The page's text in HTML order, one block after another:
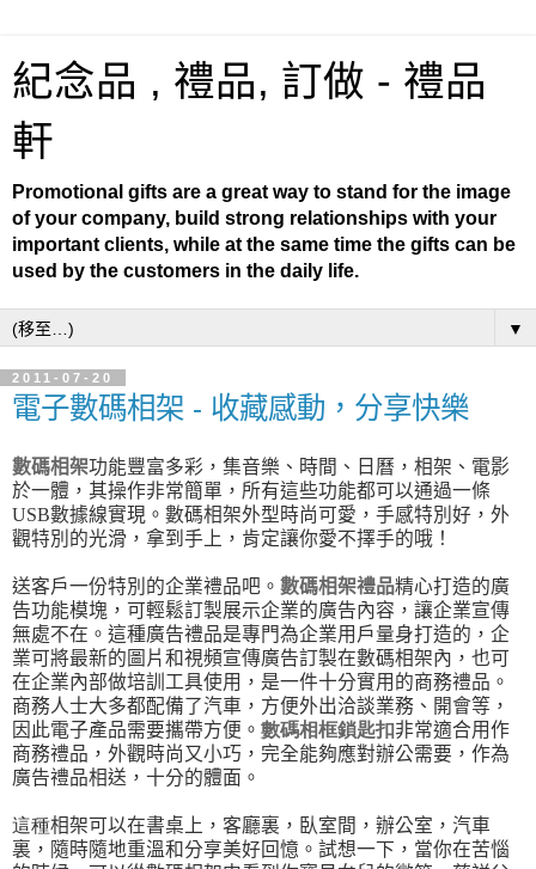
紀念品 , 禮品, 訂做 - 禮品
軒
Promotional gifts are a great way to stand for the image
of your company, build strong relationships with your
important clients, while at the same time the gifts can be
used by the customers in the daily life.
▼
2011-07-20
電子數碼相架 - 收藏感動，分享快樂
數碼相架功能豐富多彩，集音樂、時間、日曆，相架、電影
於一體，其操作非常簡單，所有這些功能都可以通過一條
USB數據線實現。 數碼相架外型時尚可愛，手感特別好，外
觀特別的光滑，拿到手上，肯定讓你愛不擇手的哦！
送客戶一份特別的企業禮品吧。 數碼相架禮品精心打造的廣
告功能模塊，可輕鬆訂製展示企業的廣告內容，讓企業宣傳
無處不在。這種廣告禮品是專門為企業用戶量身打造的，企
業可將最新的圖片和視頻宣傳廣告訂製在數碼相架內，也可
在企業內部做培訓工具使用，是一件十分實用的商務禮品。
商務人士大多都配備了汽車，方便外出洽談業務、開會等，
因此電子產品需要攜帶方便。 數碼相框鎖匙扣非常適合用作
商務禮品，外觀時尚又小巧，完全能夠應對辦公需要，作為
廣告禮品相送，十分的體面。
這種相架可以在書桌上，客廳裏，臥室間，辦公室，汽車
裏，隨時隨地重溫和分享美好回憶。試想一下，當你在苦惱